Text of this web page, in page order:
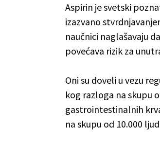
Aspirin je svetski
izazvano
naučnici naglašavaju
povećava rizik za
Oni su doveli u vezu
kog razloga na skupu
gastrointestinalnih
na skupu od 10.000